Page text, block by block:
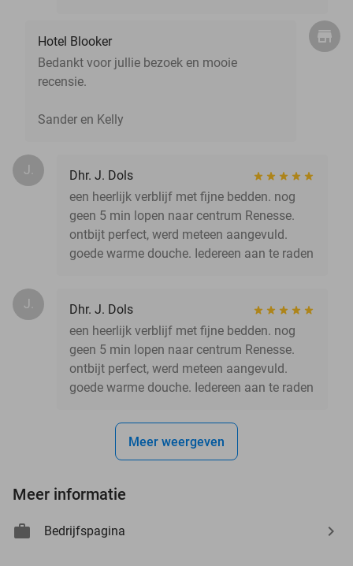
Hotel Blooker
Bedankt voor jullie bezoek en mooie
recensie.
Sander en Kelly
J.
Dhr. J. Dols
een heerlijk verblijf met fijne bedden. nog
geen 5 min lopen naar centrum Renesse.
ontbijt perfect, werd meteen aangevuld.
goede warme douche. Iedereen aan te raden
J.
Dhr. J. Dols
een heerlijk verblijf met fijne bedden. nog
geen 5 min lopen naar centrum Renesse.
ontbijt perfect, werd meteen aangevuld.
goede warme douche. Iedereen aan te raden
Meer weergeven
Meer informatie
Bedrijfspagina